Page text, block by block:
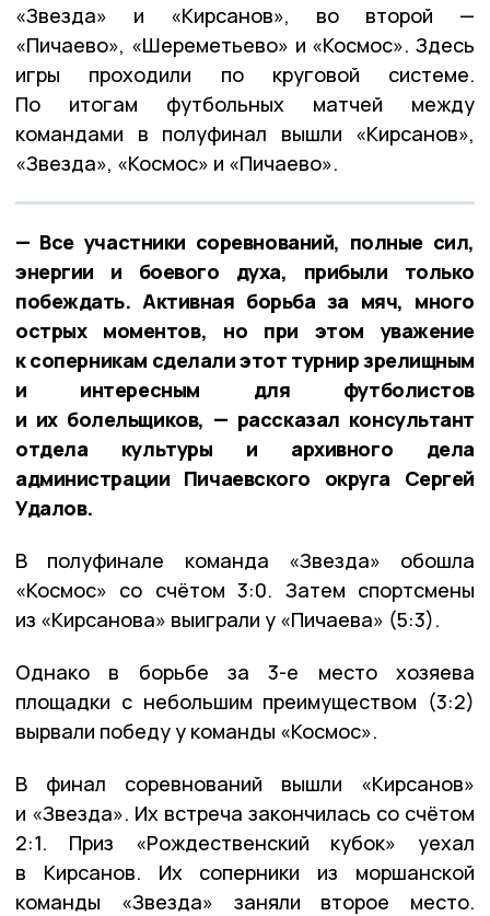
«Звезда» и «Кирсанов», во второй —
«Пичаево», «Шереметьево» и «Космос». Здесь
игры проходили по круговой системе.
По итогам футбольных матчей между
командами в полуфинал вышли «Кирсанов»,
«Звезда», «Космос» и «Пичаево».
— Все участники соревнований, полные сил,
энергии и боевого духа, прибыли только
побеждать. Активная борьба за мяч, много
острых моментов, но при этом уважение
к соперникам сделали этот турнир зрелищным
и интересным для футболистов
и их болельщиков, — рассказал консультант
отдела культуры и архивного дела
администрации Пичаевского округа Сергей
Удалов.
В полуфинале команда «Звезда» обошла
«Космос» со счётом 3:0. Затем спортсмены
из «Кирсанова» выиграли у «Пичаева» (5:3).
Однако в борьбе за 3-е место хозяева
площадки с небольшим преимуществом (3:2)
вырвали победу у команды «Космос».
В финал соревнований вышли «Кирсанов»
и «Звезда». Их встреча закончилась со счётом
2:1. Приз «Рождественский кубок» уехал
в Кирсанов. Их соперники из моршанской
команды «Звезда» заняли второе место.